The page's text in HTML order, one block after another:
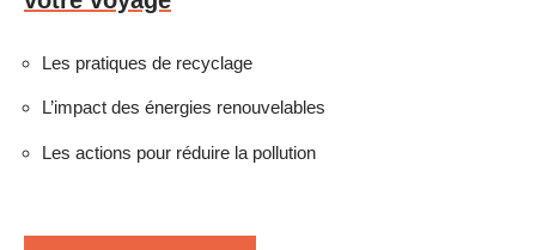
Les pratiques de recyclage
L’impact des énergies renouvelables
Les actions pour réduire la pollution